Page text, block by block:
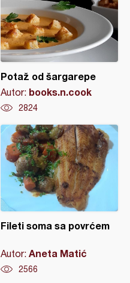
Potaž od šargarepe
Autor: books.n.cook
2824
Fileti soma sa povrćem
Autor: Aneta Matić
2566